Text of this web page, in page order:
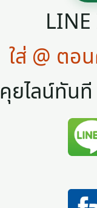
ใส่ @ ตอ
คุยไลน์ทัน